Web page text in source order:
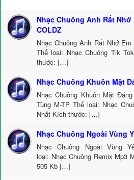
Nhạc Chuông Anh Rất Nhớ
COLDZ
Nhạc Chuông Anh Rất Nhớ
Thể loại: Nhạc Chuông Tik
thước: […]
Nhạc Chuông Khuôn Mặt
Nhạc Chuông Khuôn Mặt
Tùng M-TP Thể loại: Nhạc
Nhất Kích thước: […]
Nhạc Chuông Ngoài Vùng
Nhạc Chuông Ngoài Vùng
loại: Nhạc Chuông Remix Mp3
505 Kb […]